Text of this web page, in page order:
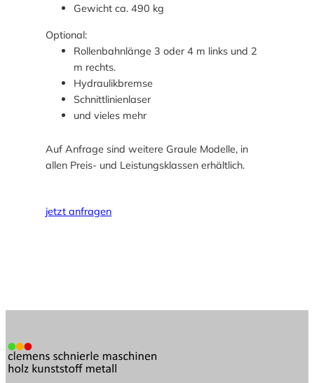
Gewicht ca. 490 kg
Optional:
Rollenbahnlänge 3 oder 4 m links und 2
m rechts.
Hydraulikbremse
Schnittlinienlaser
und vieles mehr
Auf Anfrage sind weitere Graule Modelle, in
allen Preis- und Leistungsklassen erhältlich.
jetzt anfragen